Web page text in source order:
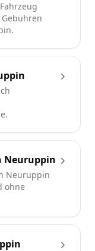
Neuruppin
Neuruppin
ohne